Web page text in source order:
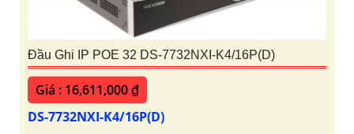
Đầu Ghi IP POE 32 DS-7732NXI-K4/16P(D)
Giá : 16,611,000 ₫
DS-7732NXI-K4/16P(D)